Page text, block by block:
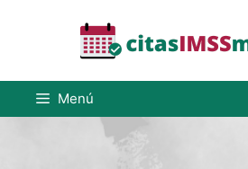
Menú